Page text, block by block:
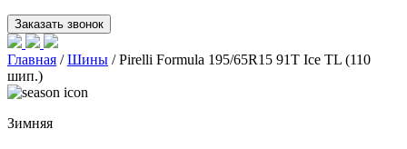
Главная /Шины / Pirelli Formula 195/65R15 91T Ice TL (110
шип.)
Зимняя